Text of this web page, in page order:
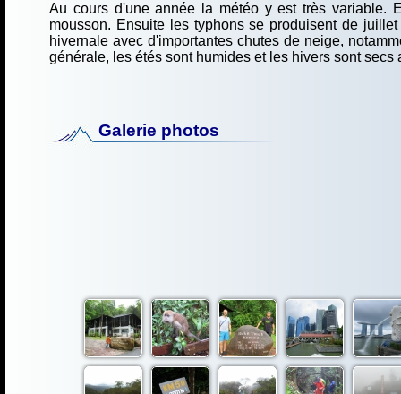
Au cours d'une année la météo y est très variable.
mousson. Ensuite les typhons se produisent de
hivernale avec d'importantes chutes de neige,
générale, les étés sont humides et les hivers sont secs
Galerie photos